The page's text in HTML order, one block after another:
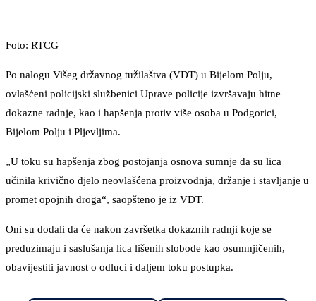
Foto: RTCG
Po nalogu Višeg državnog tužilaštva (VDT) u Bijelom Polju,
ovlašćeni policijski službenici Uprave policije izvršavaju hitne
dokazne radnje, kao i hapšenja protiv više osoba u Podgorici,
Bijelom Polju i Pljevljima.
„U toku su hapšenja zbog postojanja osnova sumnje da su lica
učinila krivično djelo neovlašćena proizvodnja, držanje i stavljanje u
promet opojnih droga“, saopšteno je iz VDT.
Oni su dodali da će nakon završetka dokaznih radnji koje se
preduzimaju i saslušanja lica lišenih slobode kao osumnjičenih,
obavijestiti javnost o odluci i daljem toku postupka.